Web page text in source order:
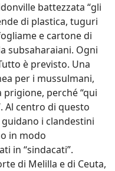
battezzata “gli
di plastica, tuguri
e cartone di
subsaharaiani. Ogni
è previsto. Una
per i mussulmani,
prigione, perché “qui
Al centro di questo
i clandestini
in modo
in “sindacati”.
di Melilla e di Ceuta,